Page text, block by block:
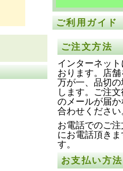
ご利用ガイド
ご注文方法
インターネッ
おります。店
万が一、品切
します。ご注
のメールが届
合わせください
お電話でのご
にお電話頂き
す。
お支払い方法